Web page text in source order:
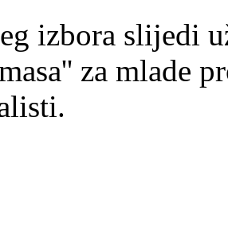
izbora slijedi
za mlade